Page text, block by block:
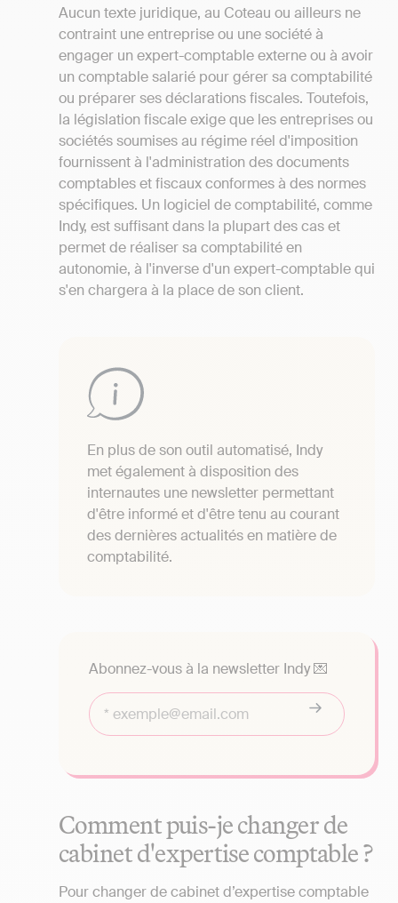
Aucun texte juridique, au Coteau ou ailleurs ne
contraint une entreprise ou une société à
engager un expert-comptable externe ou à avoir
un comptable salarié pour gérer sa comptabilité
ou préparer ses déclarations fiscales. Toutefois,
la législation fiscale exige que les entreprises ou
sociétés soumises au régime réel d'imposition
fournissent à l'administration des documents
comptables et fiscaux conformes à des normes
spécifiques. Un logiciel de comptabilité, comme
Indy, est suffisant dans la plupart des cas et
permet de réaliser sa comptabilité en
autonomie, à l'inverse d'un expert-comptable qui
s'en chargera à la place de son client.
En plus de son outil automatisé, Indy
met également à disposition des
internautes une newsletter permettant
d'être informé et d'être tenu au courant
des dernières actualités en matière de
comptabilité.
Abonnez-vous à la newsletter Indy 💌
Comment puis-je changer de
cabinet d'expertise comptable ?
Pour changer de cabinet d’expertise comptable